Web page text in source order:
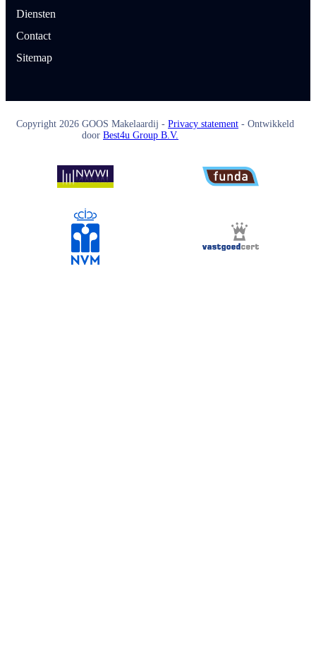
Diensten
Contact
Sitemap
Copyright 2026 GOOS Makelaardij - Privacy statement - Ontwikkeld
door Best4u Group B.V.